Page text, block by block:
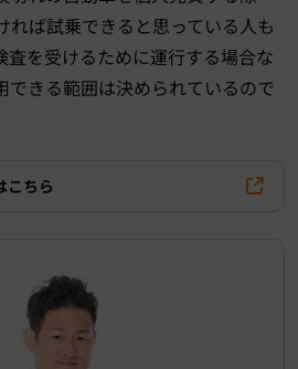
れば試乗できると思っている人も
査を受けるために運行する場合な
できる範囲は決められているので
こちら